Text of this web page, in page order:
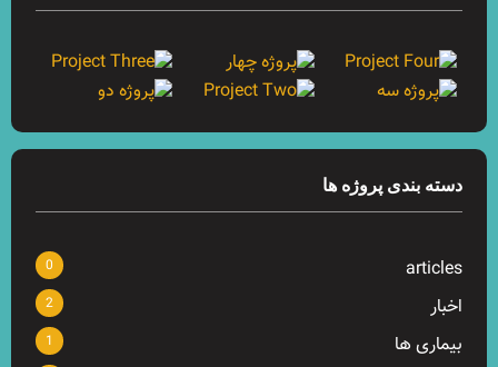
دسته بندی پروژه ها
articles
0
اخبار 2
بیماری ها 1